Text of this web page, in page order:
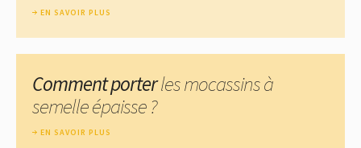
EN SAVOIR PLUS
Comment porterles mocassins à
semelle épaisse ?
EN SAVOIR PLUS